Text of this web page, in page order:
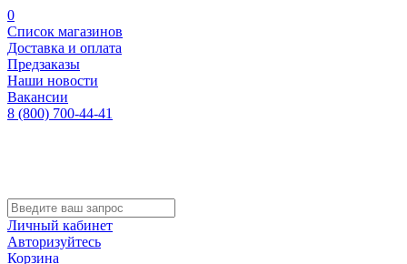
0
Список магазинов
Доставка и оплата
Предзаказы
Наши новости
Вакансии
8 (800) 700-44-41
Личный кабинет
Авторизуйтесь
Корзина